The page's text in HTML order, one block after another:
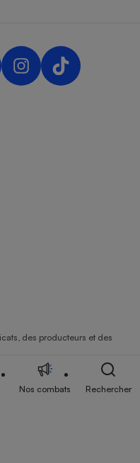
des producteurs et des
Nos combats Rechercher